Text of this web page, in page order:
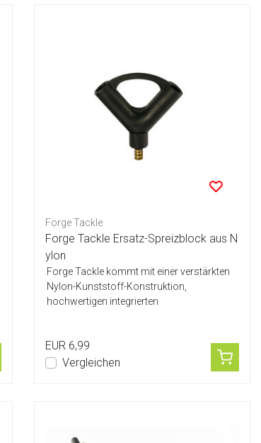
Forge Tackle
Forge Tackle Ersatz-Spreizblock aus N
ylon
Forge Tackle kommt mit einer verstärkten
Nylon-Kunststoff-Konstruktion,
hochwertigen integrierten
EUR 6,99
Vergleichen